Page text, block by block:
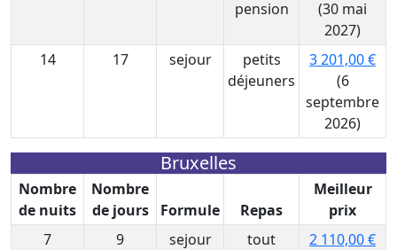
pension
(30 mai
2027)
14
17 sejour
petits
déjeuners
3 201,00 €
(6
septembre
2026)
Bruxelles
Nombre
de nuits
Nombre
de jours
Formule Repas
Meilleur
prix
7
9 sejour
tout
2 110,00 €